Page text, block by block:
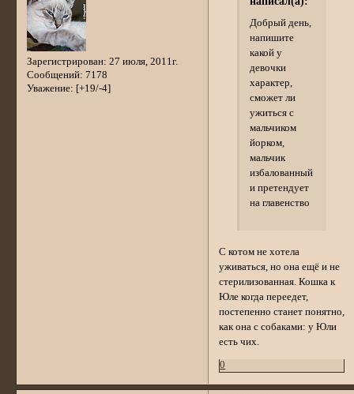
Зарегистрирован: 27 июля, 2011г.
Сообщений: 7178
Уважение: [+19/-4]
Добрый день,
напишите
какой у
девочки
характер,
сможет ли
ужиться с
мальчиком
йорком,
мальчик
избалованный
и претендует
на главенство
С котом не хотела
уживаться, но она ещё и не
стерилизованная. Кошка к
Юле когда переедет,
постепенно станет понятно,
как она с собаками: у Юли
есть чих.
0